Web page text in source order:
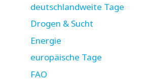
deutschlandweite Tage
Drogen & Sucht
Energie
europäische Tage
FAO